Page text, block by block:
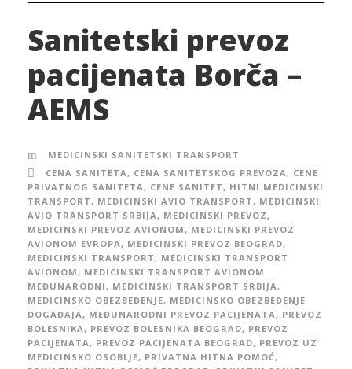
Sanitetski prevoz
pacijenata Borča –
AEMS
MEDICINSKI SANITETSKI TRANSPORT
CENA SANITETA , CENA SANITETSKOG PREVOZA , CENE
PRIVATNOG SANITETA , CENE SANITET , HITNI MEDICINSKI
TRANSPORT , MEDICINSKI AVIO TRANSPORT , MEDICINSKI
AVIO TRANSPORT SRBIJA , MEDICINSKI PREVOZ ,
MEDICINSKI PREVOZ AVIONOM , MEDICINSKI PREVOZ
AVIONOM EVROPA , MEDICINSKI PREVOZ BEOGRAD,
MEDICINSKI TRANSPORT , MEDICINSKI TRANSPORT
AVIONOM , MEDICINSKI TRANSPORT AVIONOM
MEĐUNARODNI , MEDICINSKI TRANSPORT SRBIJA ,
MEDICINSKO OBEZBEĐENJE, MEDICINSKO OBEZBEĐENJE
DOGAĐAJA , MEĐUNARODNI PREVOZ PACIJENATA , PREVOZ
BOLESNIKA , PREVOZ BOLESNIKA BEOGRAD, PREVOZ
PACIJENATA , PREVOZ PACIJENATA BEOGRAD, PREVOZ UZ
MEDICINSKO OSOBLJE, PRIVATNA HITNA POMOĆ,